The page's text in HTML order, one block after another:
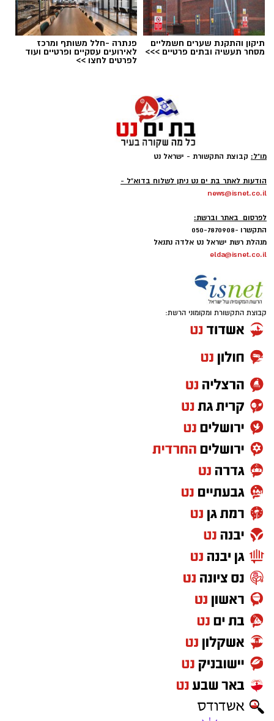
במסגרת התפקיד יידרש המועמד להוביל את תחום
החינוך וההדרכה במוזיאון, לנהל ולהוביל צוות
מקצועי, לפתח תוכניות חינוכיות, ליצור אירועי תוכן
ופרויקטים ייחודיים ולעבוד מול קהלים מגוונים, תוך
חיבור בין עולם התרבות, החינוך והקהילה.
בין דרישות התפקיד:
תואר אקדמי המוכר על ידי המועצה להשכלה
גבוהה.
ניסיון בפיתוח הדרכה ועמידה מול קהל.
ניסיון ויכולת בניהול והובלת צוות.
יכולת לפיתוח והפקת פרויקטים מיוחדים
ואירועי תוכן.
חשיבה עצמאית ורב־תחומית.
במוזיאון מציינים כי הם מחפשים מועמד או מועמדת
בעלי "ראש מלא ברעיונות", שיצטרפו להובלת
הפעילות החינוכית והקהילתית של אחד ממוסדות
התרבות הבולטים בעיר.
לפרטים המלאים ולהגשת מועמדות ניתן להיכנס
לעמוד הדרושים של החברה העירונית:
להגשת מועמדות לחצו כאן
יש לכם מידע חשוב שטרם נחשף? צילומים מאירוע
תיקון והתקנת שערים חשמליים
מסחר תעשיה ובתים פרטיים >>>
פנתרה -חלל משותף ומרכז
לאירועים עסקיים ופרטיים ועוד
לפרטים לחצו >>
מו"ל: קבוצת התקשורת - ישראל נט
הודעות לאתר בת ים נט ניתן לשלוח בדוא"ל -
news@isnet.co.il
לפרסום באתר וברשת:
התקשרו -050-7870908
מנהלת רשת ישראל נט אלדה נתנאל
elda@isnet.co.il
קבוצת התקשורת ומקומוני הרשת: